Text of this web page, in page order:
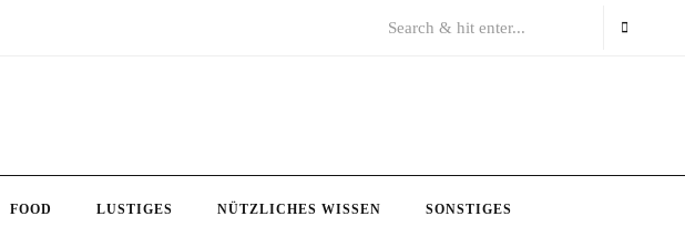
FOOD LUSTIGES NÜTZLICHES WISSEN SONSTIGES